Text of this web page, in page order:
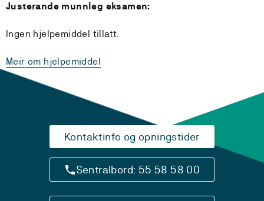
Justerande munnleg eksamen:
Ingen hjelpemiddel tillatt.
Meir om hjelpemiddel
Kontaktinfo og opningstider
Sentralbord: 55 58 58 00